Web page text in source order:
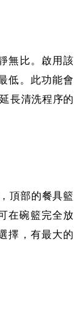
無比。啟用該
低。此功能會
長清洗程序的
頂部的餐具籃
在碗籃完全放
擇，有最大的